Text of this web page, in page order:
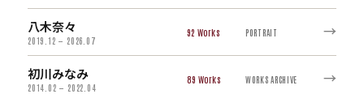
八木奈々
2019.12 — 2026.07
92 PORTRAIT →
初川みなみ
2014.02 — 2022.04
89 WORKS ARCHIVE →